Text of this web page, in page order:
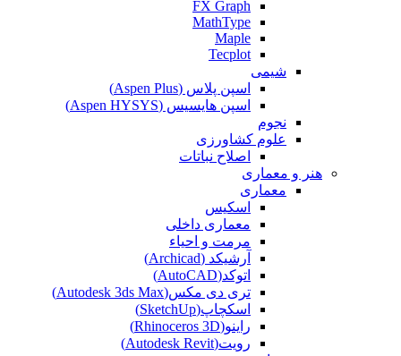
FX Graph
MathType
Maple
Tecplot
شیمی
اسپن پلاس (Aspen Plus)
اسپن هایسیس (Aspen HYSYS)
نجوم
علوم کشاورزی
اصلاح نباتات
هنر و معماری
معماری
اسکیس
معماری داخلی
مرمت و احیاء
آرشیکد (Archicad)
اتوکد(AutoCAD)
تری دی مکس(Autodesk 3ds Max)
اسکچاپ(SketchUp)
راینو(Rhinoceros 3D)
رویت(Autodesk Revit)